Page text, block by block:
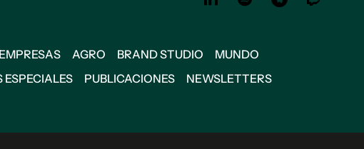
AGRO BRAND STUDIO
MUNDO
ESPECIALES PUBLICACIONES
NEWSLETTERS